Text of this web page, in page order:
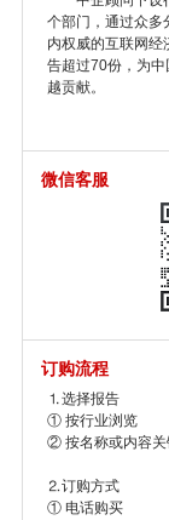
个部门，通过众多
内权威的互联网经
告超过70份，为
越贡献。
微信客服
订购流程
⒈选择报告
① 按行业浏览
② 按名称或内容关
⒉订购方式
① 电话购买